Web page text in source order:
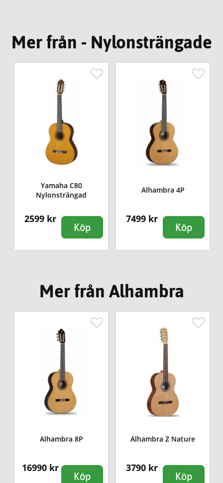
Mer från - Nylonsträngade
Yamaha C80
Nylonsträngad
2599 kr
Köp
Alhambra 4P
7499 kr
Köp
Mer från Alhambra
Alhambra 8P
16990 kr
Köp
Alhambra Z Nature
3790 kr
Köp